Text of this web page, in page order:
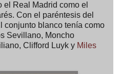
el Real Madrid como el
Con el paréntesis del
conjunto blanco tenía como
Sevillano, Moncho
Clifford Luyk y Miles